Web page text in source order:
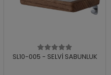
SL10-005 - SELVİ SABUNLUK